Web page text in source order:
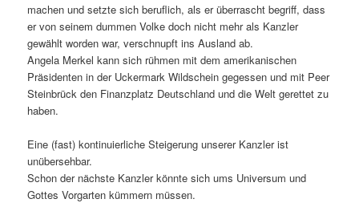
machen und setzte sich beruflich, als er überrascht begriff, dass
er von seinem dummen Volke doch nicht mehr als Kanzler
gewählt worden war, verschnupft ins Ausland ab.
Angela Merkel kann sich rühmen mit dem amerikanischen
Präsidenten in der Uckermark Wildschein gegessen und mit Peer
Steinbrück den Finanzplatz Deutschland und die Welt gerettet zu
haben.
Eine (fast) kontinuierliche Steigerung unserer Kanzler ist
unübersehbar.
Schon der nächste Kanzler könnte sich ums Universum und
Gottes Vorgarten kümmern müssen.